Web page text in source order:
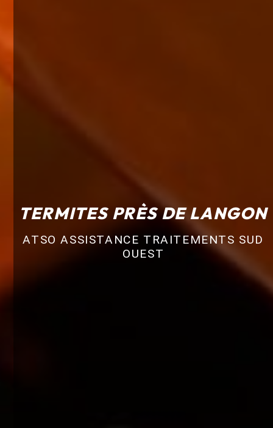
TERMITES PRÈS DE LANGON
ATSO ASSISTANCE TRAITEMENTS SUD
OUEST